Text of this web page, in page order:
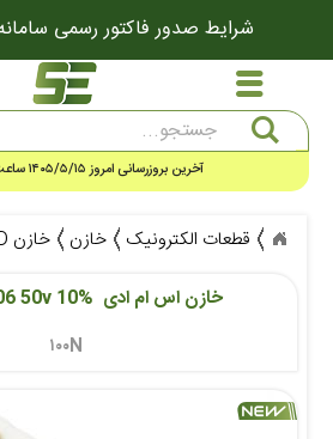
شرایط صدور فاکتور رسمی
آخرین بروزرسانی امروز ۱۴۰۵/۵/۱۵ ساعت ۳:۱۲:۰۸ AM
قطعات الکترونیک خازن خازن SMD
خازن اس ام ادی  100nf 1206 50v 10%
۱۰۰N